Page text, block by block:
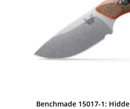
Benchmade 15017-1: